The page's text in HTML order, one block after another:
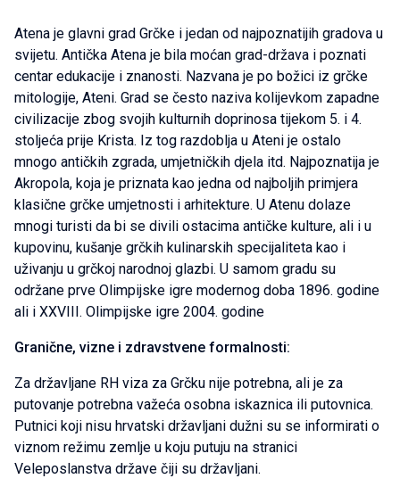
Atena je glavni grad Grčke i jedan od najpoznatijih gradova u
svijetu. Antička Atena je bila moćan grad-država i poznati
centar edukacije i znanosti. Nazvana je po božici iz grčke
mitologije, Ateni. Grad se često naziva kolijevkom zapadne
civilizacije zbog svojih kulturnih doprinosa tijekom 5. i 4.
stoljeća prije Krista. Iz tog razdoblja u Ateni je ostalo
mnogo antičkih zgrada, umjetničkih djela itd. Najpoznatija je
Akropola, koja je priznata kao jedna od najboljih primjera
klasične grčke umjetnosti i arhitekture. U Atenu dolaze
mnogi turisti da bi se divili ostacima antičke kulture, ali i u
kupovinu, kušanje grčkih kulinarskih specijaliteta kao i
uživanju u grčkoj narodnoj glazbi. U samom gradu su
održane prve Olimpijske igre modernog doba 1896. godine
ali i XXVIII. Olimpijske igre 2004. godine
Granične, vizne i zdravstvene formalnosti:
Za državljane RH viza za Grčku nije potrebna, ali je za
putovanje potrebna važeća osobna iskaznica ili putovnica.
Putnici koji nisu hrvatski državljani dužni su se informirati o
viznom režimu zemlje u koju putuju na stranici
Veleposlanstva države čiji su državljani.